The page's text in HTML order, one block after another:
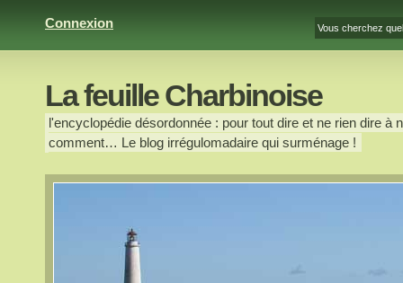
Connexion
La feuille Charbinoise
l'encyclopédie désordonnée : pour tout dire et ne rien dire
comment… Le blog irrégulomadaire qui surménage !